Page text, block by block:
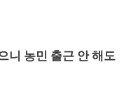
니 농민 출근 안 해도